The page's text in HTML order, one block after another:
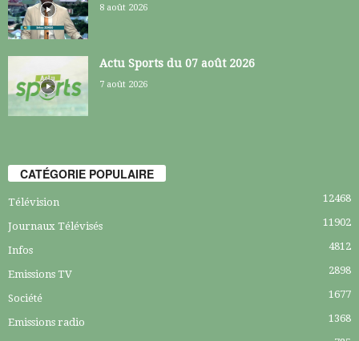
8 août 2026
Actu Sports du 07 août 2026
7 août 2026
CATÉGORIE POPULAIRE
Télévision 12468
Journaux Télévisés 11902
Infos 4812
Emissions TV 2898
Société 1677
Emissions radio 1368